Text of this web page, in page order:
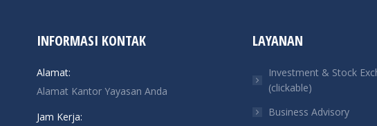
INFORMASI KONTAK
Alamat:
Alamat Kantor Yayasan Anda
Jam Kerja:
LAYANAN
Investment & Stock
(clickable)
Business Advisory